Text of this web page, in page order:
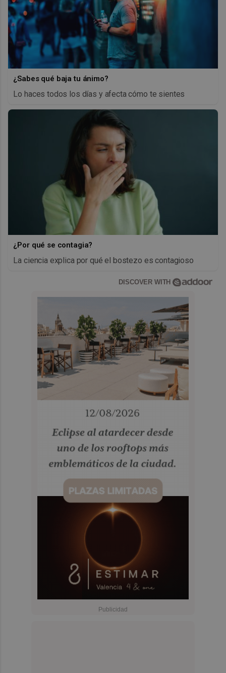
¿Sabes qué baja tu ánimo?
Lo haces todos los días y afecta cómo te sientes
¿Por qué se contagia?
La ciencia explica por qué el bostezo es contagioso
DISCOVER WITH